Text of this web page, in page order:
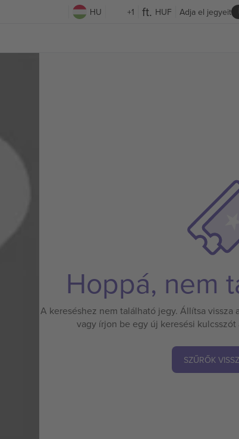
HU +1 HUF Adja el jegyeit
Hoppá, nem
A kereséshez nem található jegy. Állítsa
vagy írjon be egy új keresési
SZŰRŐK